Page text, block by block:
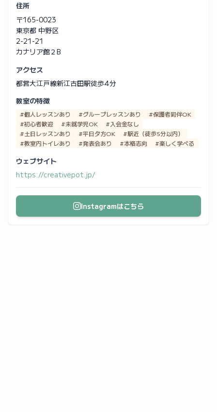
住所
〒165-0023
東京都 中野区
2-21-21
カナリア館２B
アクセス
都営大江戸線新江古田駅徒歩4分
教室の特徴
#個人レッスンあり #グループレッスンあり
#保護者同伴OK
#初心者歓迎
#未就学児OK
#入会金なし
#土日レッスンあり
#平日夕方OK
#駅近（徒歩5分以内）
#教室内トイレあり
#発表会あり #本格志向 #楽しく学べる
ウェブサイト
https://creativepot.jp/
Instagramはこちら